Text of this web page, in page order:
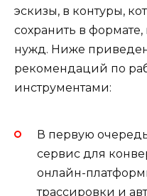
эскизы, в контуры,
сохранить в
нужд. Ниже
рекомендаций по
инструментами:
В первую
сервис для
онлайн-
трассировки и